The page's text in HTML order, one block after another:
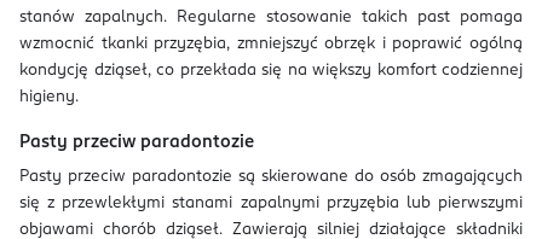
stanów zapalnych. Regularne stosowanie takich past pomaga
wzmocnić tkanki przyzębia, zmniejszyć obrzęk i poprawić ogólną
kondycję dziąseł, co przekłada się na większy komfort codziennej
higieny.
Pasty przeciw paradontozie
Pasty przeciw paradontozie są skierowane do osób zmagających
się z przewlekłymi stanami zapalnymi przyzębia lub pierwszymi
objawami chorób dziąseł. Zawierają silniej działające składniki